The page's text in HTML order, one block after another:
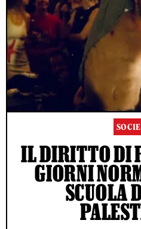
IL DIRITTO DI
GIORNI
SCUOLA